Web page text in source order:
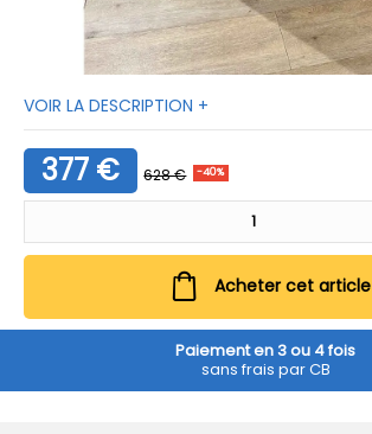
VOIR LA DESCRIPTION +
377 € 628 € -40%
Acheter cet article
Paiement en 3 ou 4 fois
sans frais par CB